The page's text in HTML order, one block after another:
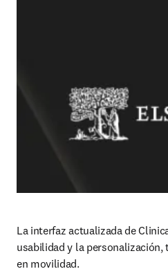
La interfaz actualizada de
usabilidad y la personalización,
en movilidad.